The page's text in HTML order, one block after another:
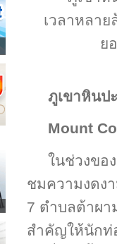
เวลาหลา
ย
ภูเขาหินป
Mount
ในช่วงขอ
ชมความงดง
7 ตำบลต้าผา
สำคัญให้นักท่